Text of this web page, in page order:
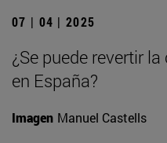
07 | 04 | 2025
¿Se puede revertir
en España?
Imagen Manuel Castells